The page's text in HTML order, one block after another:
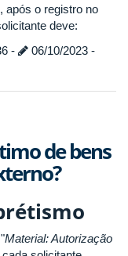
, após o registro no
deve:
-
06/10/2023 -
de bens
Material: Autorização